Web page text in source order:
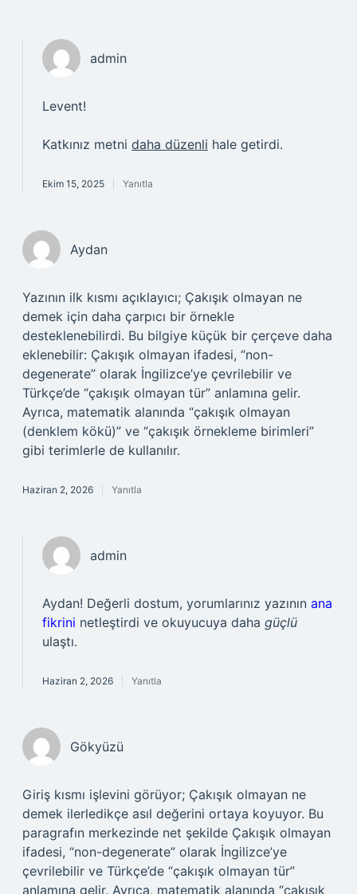
admin
Levent!
Katkınız metni daha düzenli hale getirdi.
Ekim 15, 2025 Yanıtla
Aydan
Yazının ilk kısmı açıklayıcı; Çakışık olmayan ne
demek için daha çarpıcı bir örnekle
desteklenebilirdi. Bu bilgiye küçük bir çerçeve daha
eklenebilir: Çakışık olmayan ifadesi, “non-
degenerate” olarak İngilizce’ye çevrilebilir ve
Türkçe’de “çakışık olmayan tür” anlamına gelir.
Ayrıca, matematik alanında “çakışık olmayan
(denklem kökü)” ve “çakışık örnekleme birimleri”
gibi terimlerle de kullanılır.
Haziran 2, 2026 Yanıtla
admin
Aydan! Değerli dostum, yorumlarınız yazının ana
fikrini netleştirdi ve okuyucuya daha güçlü
ulaştı.
Haziran 2, 2026 Yanıtla
Gökyüzü
Giriş kısmı işlevini görüyor; Çakışık olmayan ne
demek ilerledikçe asıl değerini ortaya koyuyor. Bu
paragrafın merkezinde net şekilde Çakışık olmayan
ifadesi, “non-degenerate” olarak İngilizce’ye
çevrilebilir ve Türkçe’de “çakışık olmayan tür”
anlamına gelir. Ayrıca, matematik alanında “çakışık